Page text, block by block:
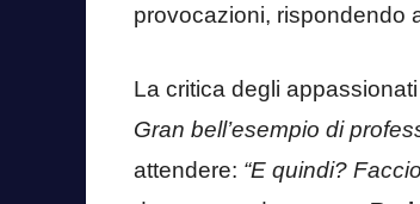
provocazioni, rispondendo
La critica degli
Gran bell’esempio di
attendere: “E quindi?